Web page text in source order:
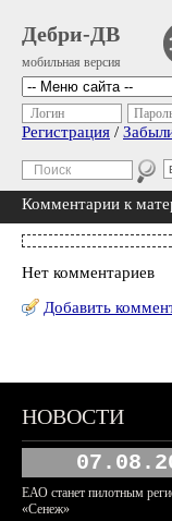
Дебри-ДВ
мобильная версия
Логин
Регистрация /
Комментарии к
Нет комментариев
Добавить
НОВОСТИ
ЕАО станет пилотным
«Сенеж»